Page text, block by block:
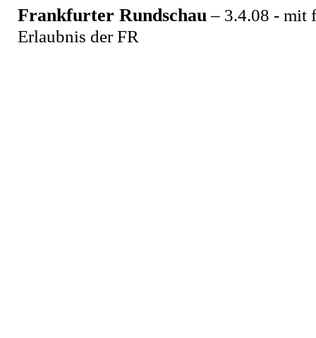
Frankfurter Rundschau– 3.4.08 - mit
Erlaubnis der FR